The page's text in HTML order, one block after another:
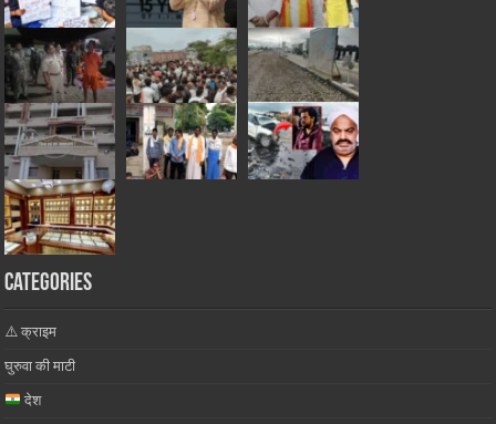
Categories
⚠️ क्राइम
घुरुवा की माटी
देश